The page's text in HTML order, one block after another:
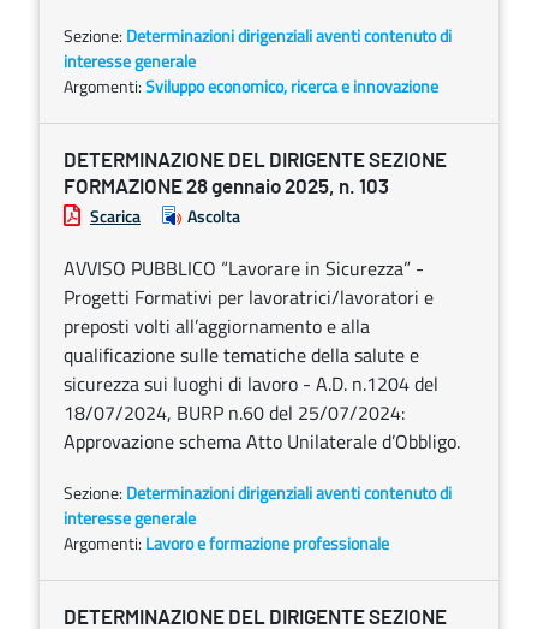
Sezione: Determinazioni dirigenziali aventi contenuto di
interesse generale
Argomenti:Sviluppo economico, ricerca e innovazione
DETERMINAZIONE DEL DIRIGENTE SEZIONE
FORMAZIONE 28 gennaio 2025, n. 103
Scarica Ascolta
AVVISO PUBBLICO “Lavorare in Sicurezza” -
Progetti Formativi per lavoratrici/lavoratori e
preposti volti all’aggiornamento e alla
qualificazione sulle tematiche della salute e
sicurezza sui luoghi di lavoro - A.D. n.1204 del
18/07/2024, BURP n.60 del 25/07/2024:
Approvazione schema Atto Unilaterale d’Obbligo.
Sezione: Determinazioni dirigenziali aventi contenuto di
interesse generale
Argomenti: Lavoro e formazione professionale
DETERMINAZIONE DEL DIRIGENTE SEZIONE